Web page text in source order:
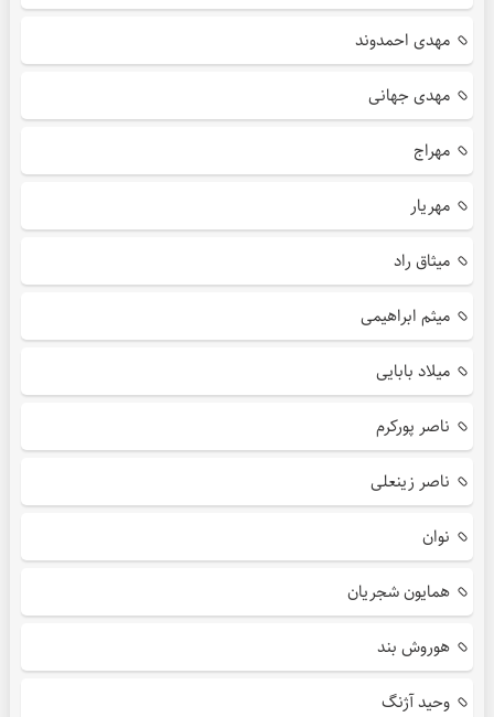
مهدی احمدوند
مهدی جهانی
مهراج
مهریار
میثاق راد
میثم ابراهیمی
میلاد بابایی
ناصر پورکرم
ناصر زینعلی
نوان
همایون شجریان
هوروش بند
وحید آژنگ